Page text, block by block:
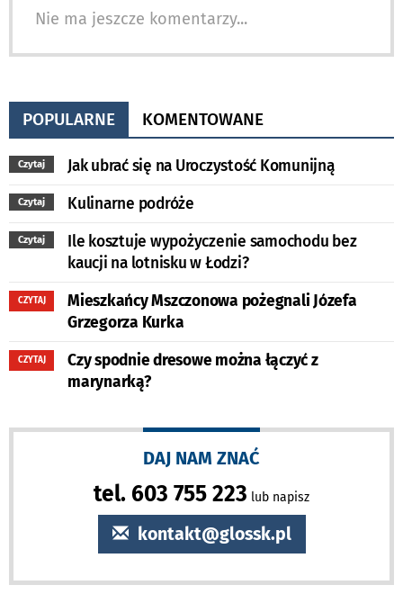
Nie ma jeszcze komentarzy...
POPULARNE KOMENTOWANE
Czytaj Jak ubrać się na Uroczystość Komunijną
Czytaj Kulinarne podróże
Czytaj
Ile kosztuje wypożyczenie samochodu bez
kaucji na lotnisku w Łodzi?
CZYTAJ
Mieszkańcy Mszczonowa pożegnali Józefa
Grzegorza Kurka
CZYTAJ
Czy spodnie dresowe można łączyć z
marynarką?
DAJ NAM ZNAĆ
tel. 603 755 223 lub napisz
kontakt@glossk.pl